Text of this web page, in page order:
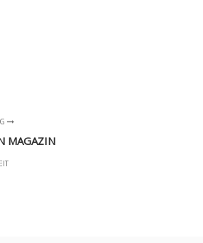
MAGAZIN